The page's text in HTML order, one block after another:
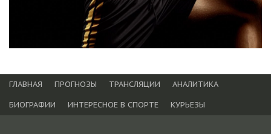
ГЛАВНАЯ ПРОГНОЗЫ ТРАНСЛЯЦИИ
АНАЛИТИКА
БИОГРАФИИ
ИНТЕРЕСНОЕ В СПОРТЕ КУРЬЕЗЫ